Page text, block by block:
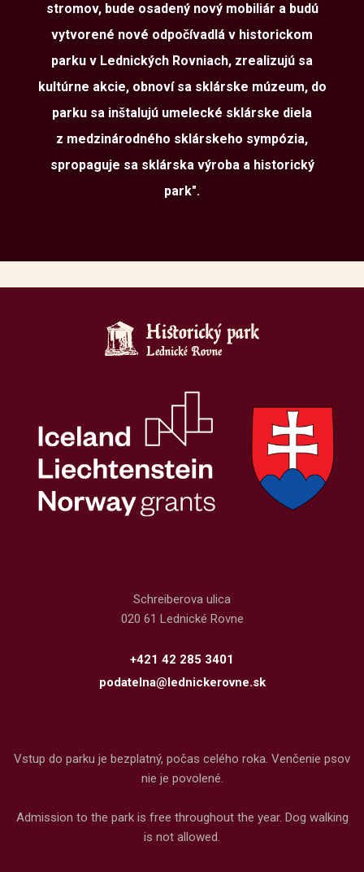
stromov, bude osadený nový mobiliár a budú
vytvorené nové odpočívadlá v historickom
parku v Lednických Rovniach, zrealizujú sa
kultúrne akcie, obnoví sa sklárske múzeum, do
parku sa inštalujú umelecké sklárske diela
z medzinárodného sklárskeho sympózia,
spropaguje sa sklárska výroba a historický
park".
Schreiberova ulica
020 61 Lednické Rovne
+421 42 285 3401
podatelna@lednickerovne.sk
Vstup do parku je bezplatný, počas celého roka. Venčenie psov
nie je povolené.
Admission to the park is free throughout the year. Dog walking
is not allowed.